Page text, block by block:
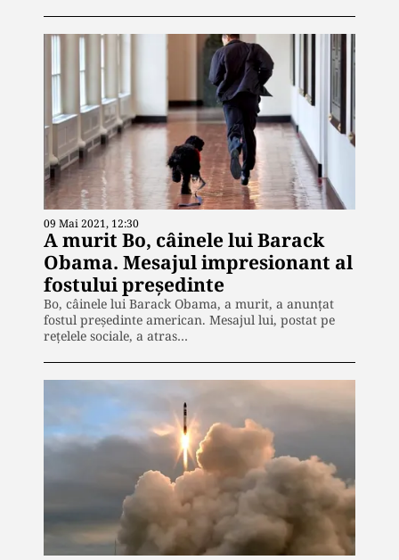
09 Mai 2021, 12:30
A murit Bo, câinele lui Barack
Obama. Mesajul impresionant al
fostului președinte
Bo, câinele lui Barack Obama, a murit, a anunțat
fostul președinte american. Mesajul lui, postat pe
rețelele sociale, a atras…